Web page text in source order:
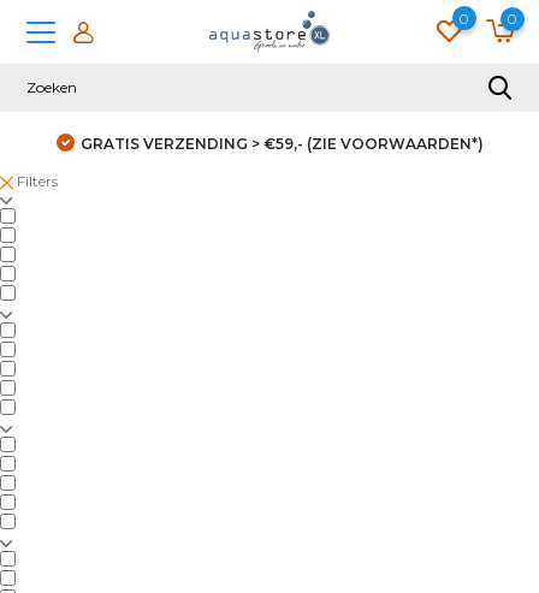
0 0
GRATIS VERZENDING > €59,- (ZIE VOORWAARDEN*)
Filters